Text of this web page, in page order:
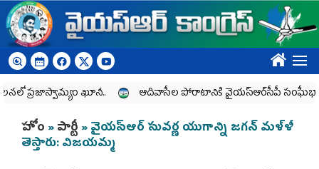
Skip to main content
????
ప్రజాస్వామ్యం ఖూనీ.. ఆదివాసీల పోరాటానికి వైయ‌స్ఆర్‌సీపీ సంఘీభావం
You are here
హోం »పార్టీ » వైయస్ఆర్ సువర్ణ యుగాన్ని జగన్ మళ్ళీ
తెస్తారు: విజయమ్మ